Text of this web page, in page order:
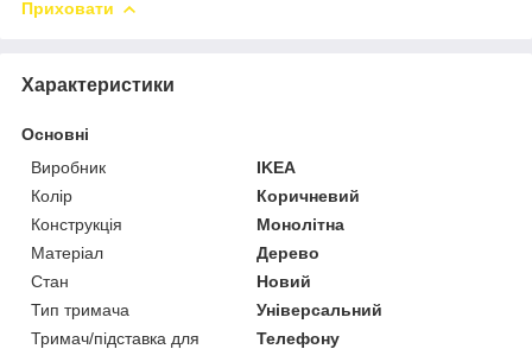
Приховати
Характеристики
Основні
Виробник
IKEA
Колір
Коричневий
Конструкція
Монолітна
Матеріал
Дерево
Стан
Новий
Тип тримача
Універсальний
Тримач/підставка для
Телефону